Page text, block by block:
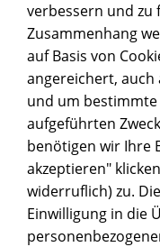
verbessern und zu
Zusammenhang
auf Basis von
angereichert, auch
und um
aufgeführten
benötigen wir Ihre
akzeptieren"
widerruflich) zu.
Einwilligung in die